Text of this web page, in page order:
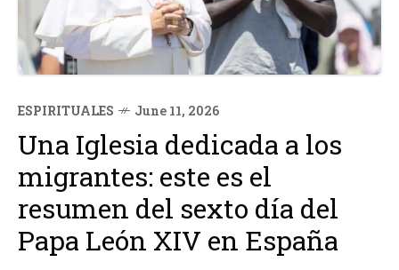
ESPIRITUALES June 11, 2026
Una Iglesia dedicada a los
migrantes: este es el
resumen del sexto día del
Papa León XIV en España